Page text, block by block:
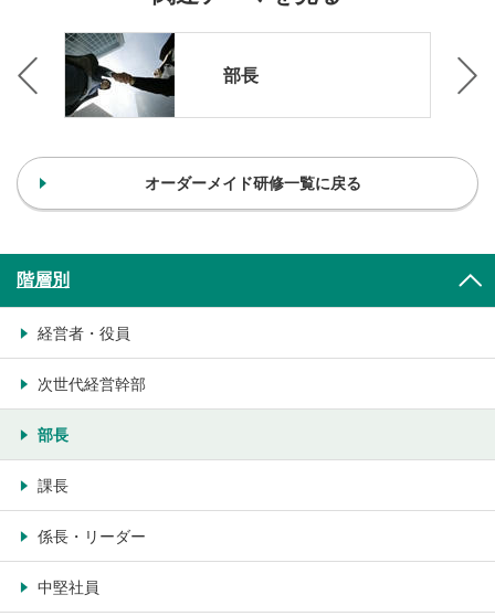
ル
部長
オーダーメイド研修一覧に戻る
階層別
経営者・役員
次世代経営幹部
部長
課長
係長・リーダー
中堅社員